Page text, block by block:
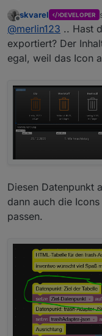
kopiert.
Wenn ich
Was muss
Der
Hab jetzt
nicht
Auch
nicht
Offline
skvarel DEVELOPER
@merlin123 .. Hast
exportiert? Der
egal, weil das Icon
Diesen Datenpunkt
dann auch die
passen.